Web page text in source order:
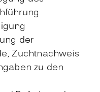
der
Zuchtnachweis
zu den